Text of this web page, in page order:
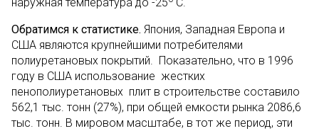
Обратимся к статистике. Япония, Западная Европа и
США являются крупнейшими потребителями
полиуретановых покрытий. Показательно, что в 1996
году в США использование жестких
пенополиуретановых плит в строительстве составило
562,1 тыс. тонн (27%), при общей емкости рынка 2086,6
тыс. тонн. В мировом масштабе, в тот же период, эти